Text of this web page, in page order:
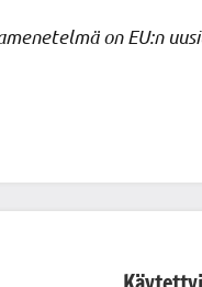
on EU:n